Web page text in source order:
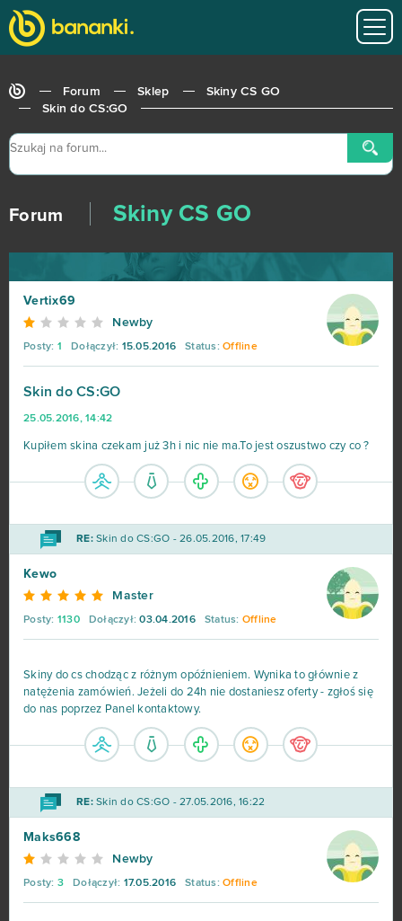
Forum Sklep
Skiny CS GO
Skin do CS:GO
Forum Skiny CS GO
Vertix69
Newby
Posty: 1 Dołączył: 15.05.2016 Status: Offline
Skin do CS:GO
25.05.2016, 14:42
Kupiłem skina czekam już 3h i nic nie ma.To jest oszustwo czy co ?
RE:Skin do CS:GO - 26.05.2016, 17:49
Kewo
Master
Posty: 1130 Dołączył: 03.04.2016 Status: Offline
Skiny do cs chodząc z różnym opóźnieniem. Wynika to głównie z
natężenia zamówień. Jeżeli do 24h nie dostaniesz oferty - zgłoś się
do nas poprzez Panel kontaktowy.
RE:Skin do CS:GO - 27.05.2016, 16:22
Maks668
Newby
Posty: 3 Dołączył: 17.05.2016 Status: Offline